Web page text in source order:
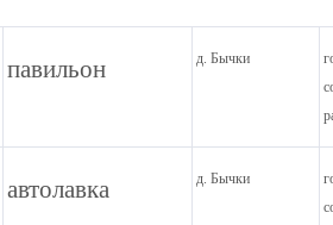
павильон д. Бычки
автолавка д. Бычки